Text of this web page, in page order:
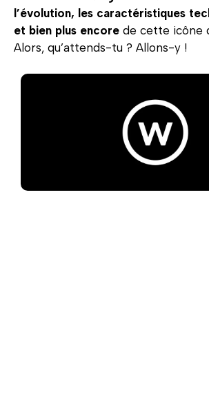
l’évolution, les caractéristiques
et bien plus encore de cette icône
Alors, qu’attends-tu ? Allons-y !